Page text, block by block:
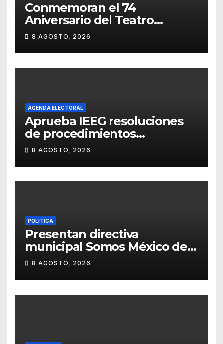
Conmemoran el 74
Aniversario del Teatro
Universitario con una
representación del
“Retablillo jovial”
8 AGOSTO, 2026
AGENDA ELECTORAL
Aprueba IEEG resoluciones
de procedimientos
sancionadores
8 AGOSTO, 2026
POLÍTICA
Presentan directiva
municipal Somos México de
Guanajuato
8 AGOSTO, 2026